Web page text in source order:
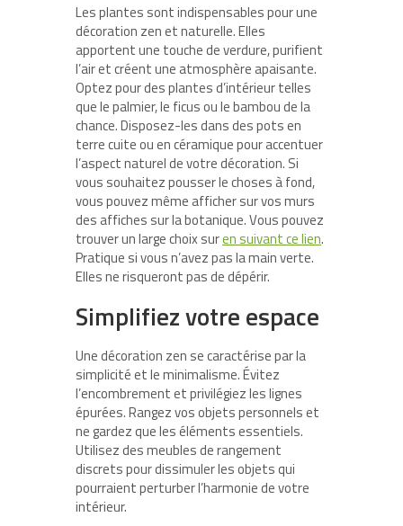
Les plantes sont indispensables pour une
décoration zen et naturelle. Elles
apportent une touche de verdure, purifient
l’air et créent une atmosphère apaisante.
Optez pour des plantes d’intérieur telles
que le palmier, le ficus ou le bambou de la
chance. Disposez-les dans des pots en
terre cuite ou en céramique pour accentuer
l’aspect naturel de votre décoration. Si
vous souhaitez pousser le choses à fond,
vous pouvez même afficher sur vos murs
des affiches sur la botanique. Vous pouvez
trouver un large choix suren suivant ce lien.
Pratique si vous n’avez pas la main verte.
Elles ne risqueront pas de dépérir.
Simplifiez votre espace
Une décoration zen se caractérise par la
simplicité et le minimalisme. Évitez
l’encombrement et privilégiez les lignes
épurées. Rangez vos objets personnels et
ne gardez que les éléments essentiels.
Utilisez des meubles de rangement
discrets pour dissimuler les objets qui
pourraient perturber l’harmonie de votre
intérieur.